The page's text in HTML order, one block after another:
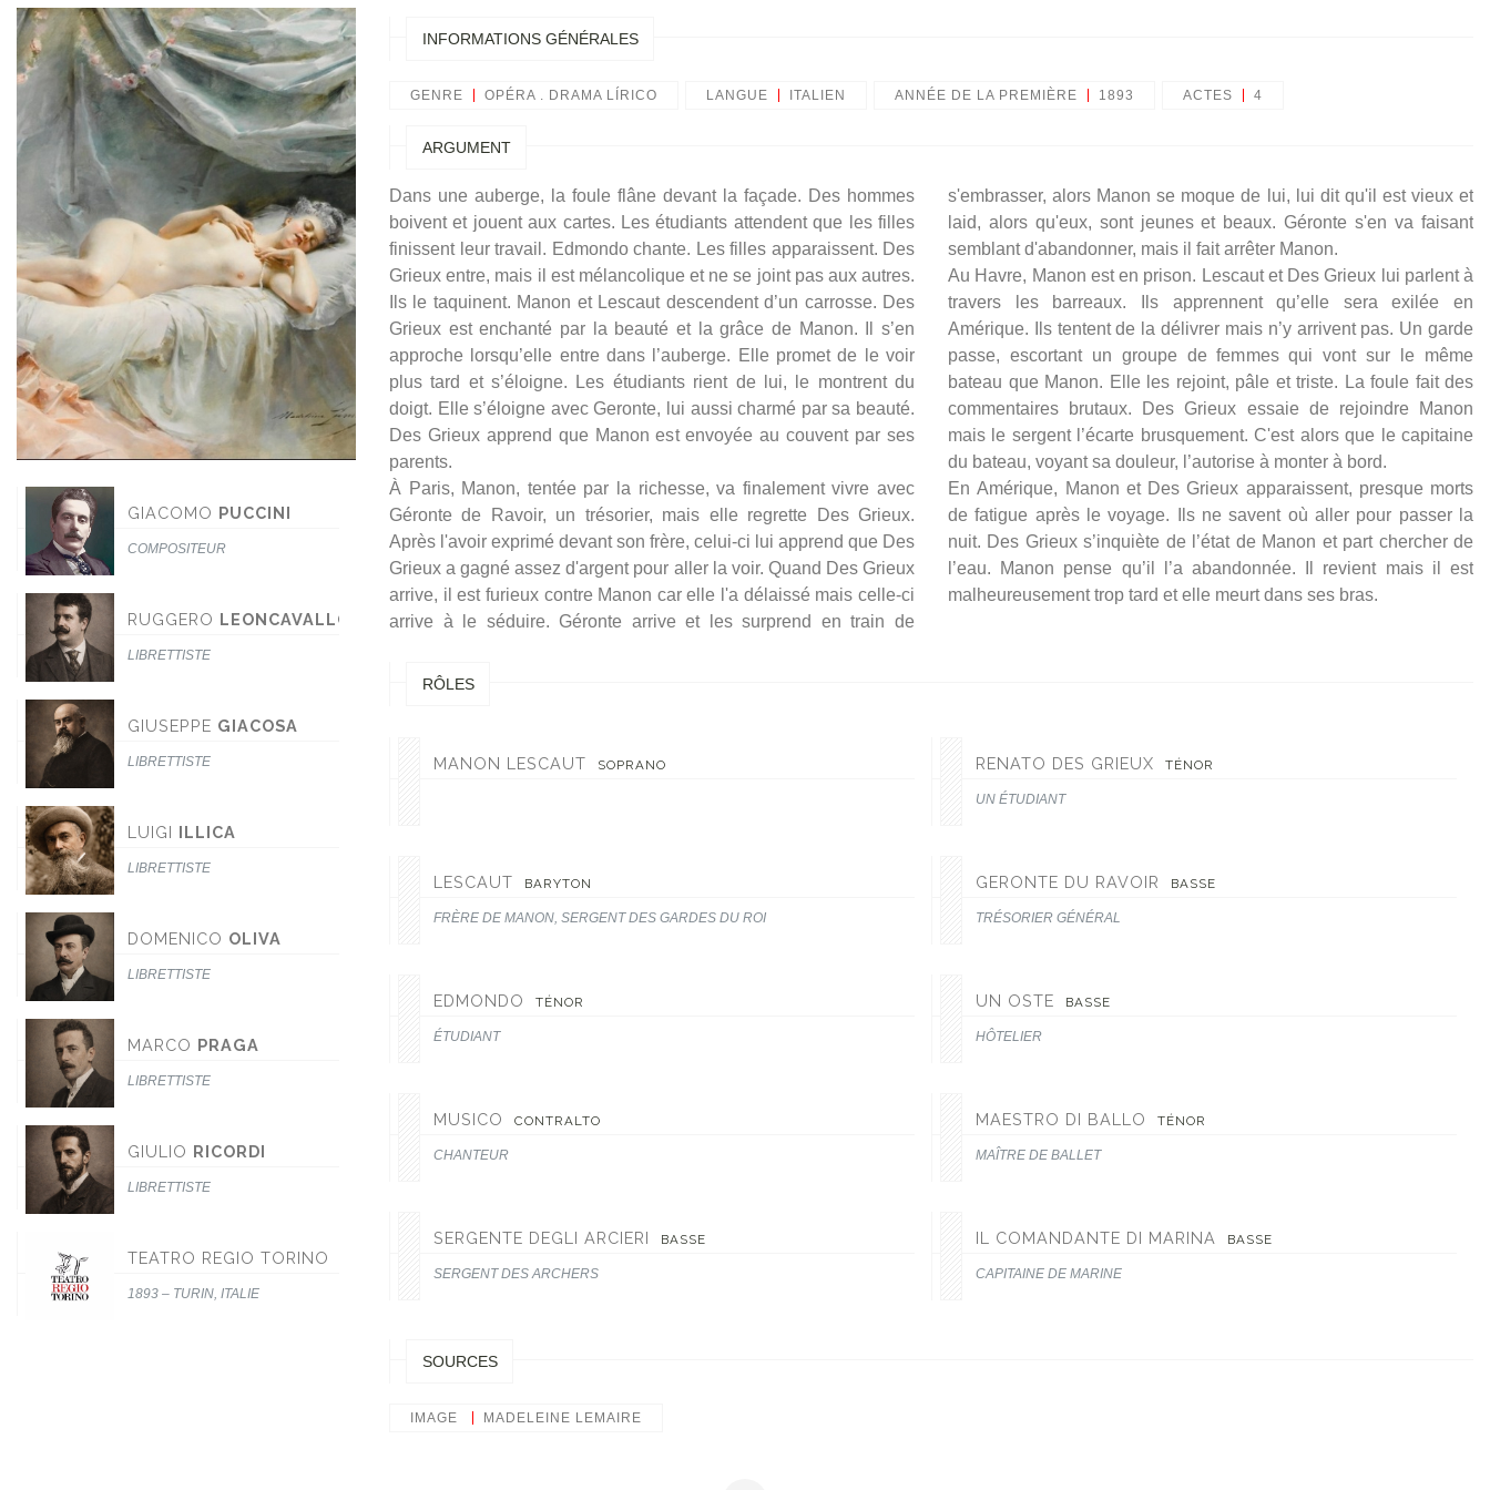
GIACOMO PUCCINI
COMPOSITEUR
RUGGERO LEONCAVALLO
LIBRETTISTE
GIUSEPPE GIACOSA
LIBRETTISTE
LUIGI ILLICA
LIBRETTISTE
DOMENICO OLIVA
LIBRETTISTE
MARCO PRAGA
LIBRETTISTE
GIULIO RICORDI
LIBRETTISTE
TEATRO REGIO TORINO
1893 – TURIN, ITALIE
INFORMATIONS GÉNÉRALES
GENRE OPÉRA . DRAMA LÍRICO LANGUE ITALIEN ANNÉE DE LA PREMIÈRE 1893 ACTES 4
ARGUMENT
Dans une auberge, la foule flâne devant la façade. Des hommes
boivent et jouent aux cartes. Les étudiants attendent que les filles
finissent leur travail. Edmondo chante. Les filles apparaissent. Des
Grieux entre, mais il est mélancolique et ne se joint pas aux autres.
Ils le taquinent. Manon et Lescaut descendent d’un carrosse. Des
Grieux est enchanté par la beauté et la grâce de Manon. Il s’en
approche lorsqu’elle entre dans l’auberge. Elle promet de le voir
plus tard et s’éloigne. Les étudiants rient de lui, le montrent du
doigt. Elle s’éloigne avec Geronte, lui aussi charmé par sa beauté.
Des Grieux apprend que Manon est envoyée au couvent par ses
parents.
À Paris, Manon, tentée par la richesse, va finalement vivre avec
Géronte de Ravoir, un trésorier, mais elle regrette Des Grieux.
Après l'avoir exprimé devant son frère, celui-ci lui apprend que Des
Grieux a gagné assez d'argent pour aller la voir. Quand Des Grieux
arrive, il est furieux contre Manon car elle l'a délaissé mais celle-ci
arrive à le séduire. Géronte arrive et les surprend en train de
s'embrasser, alors Manon se moque de lui, lui dit qu'il est vieux et
laid, alors qu'eux, sont jeunes et beaux. Géronte s'en va faisant
semblant d'abandonner, mais il fait arrêter Manon.
Au Havre, Manon est en prison. Lescaut et Des Grieux lui parlent à
travers les barreaux. Ils apprennent qu’elle sera exilée en
Amérique. Ils tentent de la délivrer mais n’y arrivent pas. Un garde
passe, escortant un groupe de femmes qui vont sur le même
bateau que Manon. Elle les rejoint, pâle et triste. La foule fait des
commentaires brutaux. Des Grieux essaie de rejoindre Manon
mais le sergent l’écarte brusquement. C'est alors que le capitaine
du bateau, voyant sa douleur, l’autorise à monter à bord.
En Amérique, Manon et Des Grieux apparaissent, presque morts
de fatigue après le voyage. Ils ne savent où aller pour passer la
nuit. Des Grieux s’inquiète de l’état de Manon et part chercher de
l’eau. Manon pense qu’il l’a abandonnée. Il revient mais il est
malheureusement trop tard et elle meurt dans ses bras.
RÔLES
MANON LESCAUT SOPRANO RENATO DES GRIEUX TÉNOR
UN ÉTUDIANT
LESCAUT BARYTON
FRÈRE DE MANON, SERGENT DES GARDES DU ROI
GERONTE DU RAVOIR BASSE
TRÉSORIER GÉNÉRAL
EDMONDO TÉNOR
ÉTUDIANT
UN OSTE BASSE
HÔTELIER
MUSICO CONTRALTO
CHANTEUR
MAESTRO DI BALLO TÉNOR
MAÎTRE DE BALLET
SERGENTE DEGLI ARCIERI BASSE
SERGENT DES ARCHERS
IL COMANDANTE DI MARINA BASSE
CAPITAINE DE MARINE
SOURCES
IMAGE MADELEINE LEMAIRE